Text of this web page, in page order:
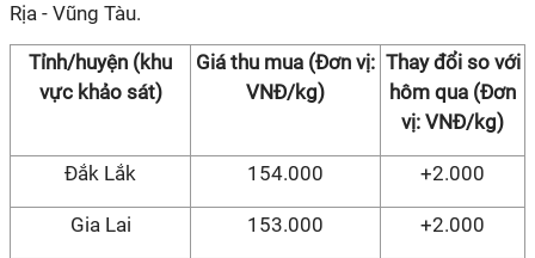
Rịa - Vũng Tàu.
Tỉnh/huyện (khu
vực khảo sát)
Giá thu mua (Đơn vị:
VNĐ/kg)
Thay đổi so với
hôm qua (Đơn
vị: VNĐ/kg)
Đắk Lắk 154.000 +2.000
Gia Lai 153.000 +2.000